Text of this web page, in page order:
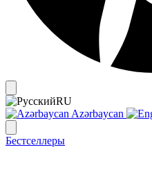
RU
Azərbaycan
Бестселлеры